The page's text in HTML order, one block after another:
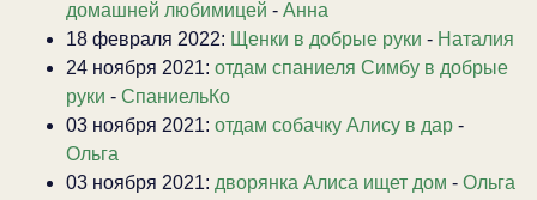
домашней любимицей - Анна
18 февраля 2022: Щенки в добрые руки - Наталия
24 ноября 2021: отдам спаниеля Симбу в добрые
руки - СпаниельКо
03 ноября 2021: отдам собачку Алису в дар -
Ольга
03 ноября 2021: дворянка Алиса ищет дом - Ольга